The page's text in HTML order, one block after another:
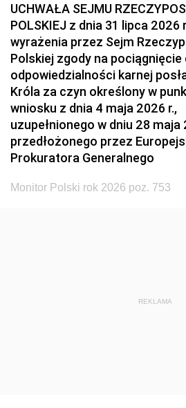
1939 1938
1936 1930
UCHWAŁA SEJMU
POLSKIEJ z dnia 31 lipca 2026
wyrażenia przez Sejm
Polskiej zgody na pociągnięcie
odpowiedzialności karnej
Króla za czyn określony w
wniosku z dnia 4 maja 2026 r.,
uzupełnionego w dniu 28 maja
przedłożonego przez
Prokuratora Generalnego
Monitor Polski rok 2026 poz. 753
REKLAMA